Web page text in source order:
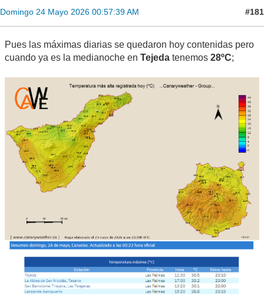
Domingo 24 Mayo 2026 00:57:39 AM #181
Pues las máximas diarias se quedaron hoy contenidas pero
cuando ya es la medianoche en Tejeda tenemos 28ºC;